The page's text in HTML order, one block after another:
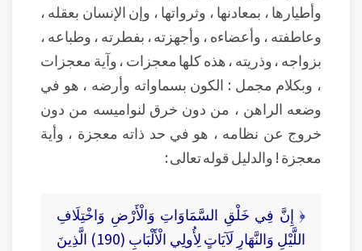
وأطيارها ، بمعادنها ، وثرواتها ، وإن الإنسان بعقله ،
وعاطفته ، وأعضاءه ، وأجهزته ، بفطرته ، وطباعه ،
بزواجه ، وذريته ، هذه كلها معجزات ، وآية معجزات
، وبكلام مجمل : الكون بسماواته وأرضه ، هو في
وضعه الراهن ، من دون خرق لنواميسه من دون
خروج عن نظامه ، هو في حد ذاته معجزة ، وأية
معجزة ! والدليل قوله تعالى :
﴿ إِنَّ فِي خَلْقِ السَّمَاوَاتِ وَالْأَرْضِ وَاخْتِلَافِ
اللَّيْلِ وَالنَّهَارِ لَآيَاتٍ لِأُولِي الْأَلْبَابِ (190) الَّذِينَ